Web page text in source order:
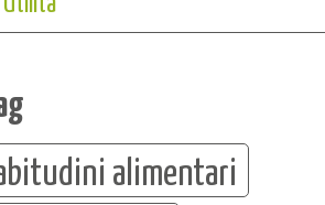
alimentari